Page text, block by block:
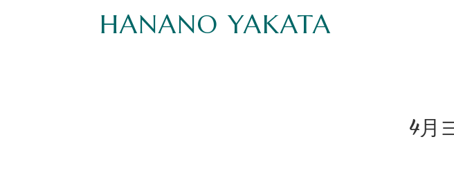
HANANO YAKATA
4月